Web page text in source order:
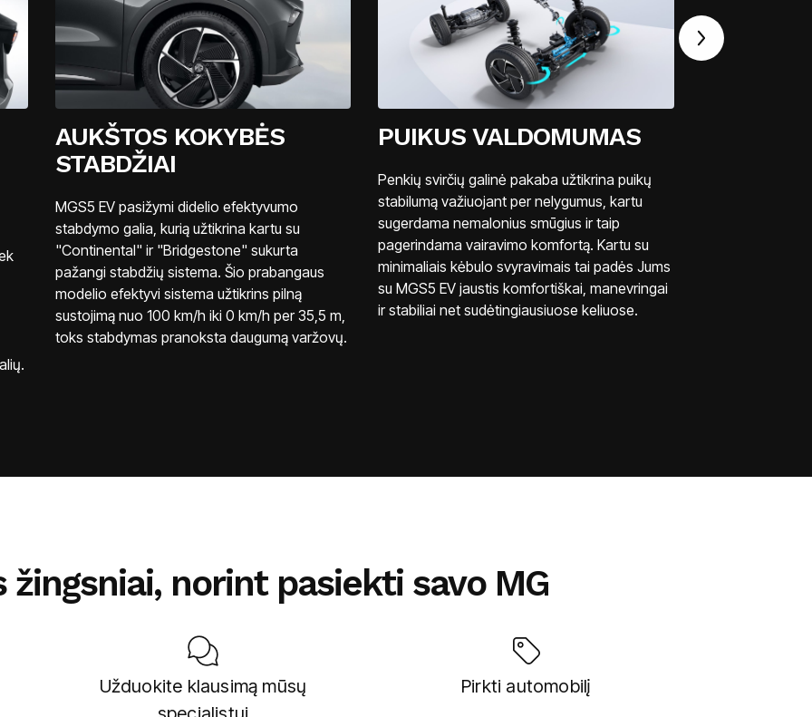
AUKŠTOS KOKYBĖS
STABDŽIAI
MGS5 EV pasižymi didelio efektyvumo
stabdymo galia, kurią užtikrina kartu su
"Continental" ir "Bridgestone" sukurta
pažangi stabdžių sistema. Šio prabangaus
modelio efektyvi sistema užtikrins pilną
sustojimą nuo 100 km/h iki 0 km/h per 35,5 m,
toks stabdymas pranoksta daugumą varžovų.
PUIKUS VALDOMUMAS
Penkių svirčių galinė pakaba užtikrina puikų
stabilumą važiuojant per nelygumus, kartu
sugerdama nemalonius smūgius ir taip
pagerindama vairavimo komfortą. Kartu su
minimaliais kėbulo svyravimais tai padės Jums
su MGS5 EV jaustis komfortiškai, manevringai
ir stabiliai net sudėtingiausiuose keliuose.
žingsniai, norint pasiekti savo MG
Užduokite klausimą mūsų
Pirkti automobilį